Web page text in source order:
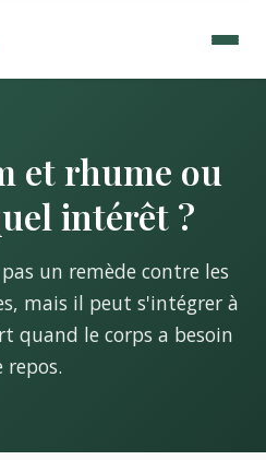
et rhume ou
intérêt ?
un remède contre les
mais il peut s'intégrer à
quand le corps a besoin
repos.